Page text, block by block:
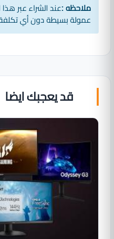
ملاحظه :عند الشراء عبر
عمولة بسيطة دون أي
قد يعجبك ايضا